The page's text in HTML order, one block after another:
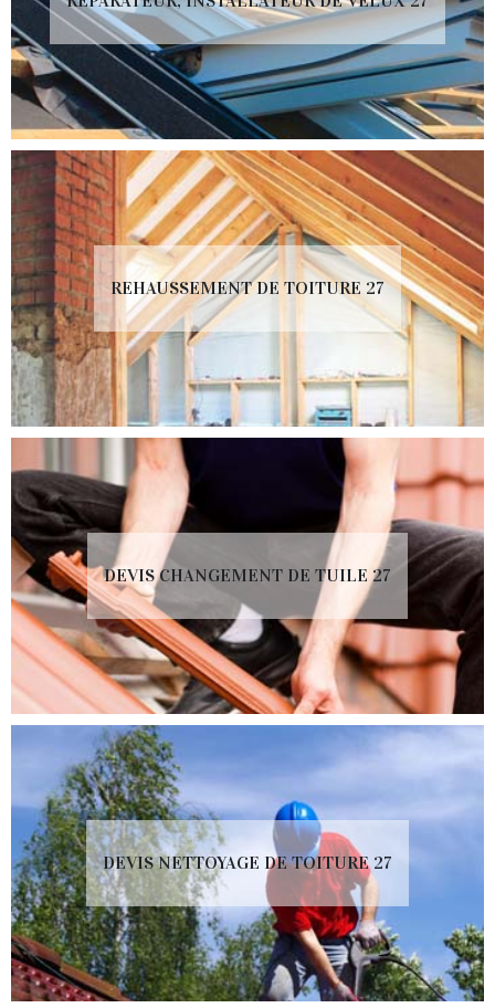
REHAUSSEMENT DE TOITURE 27
DEVIS CHANGEMENT DE TUILE 27
DEVIS NETTOYAGE DE TOITURE 27